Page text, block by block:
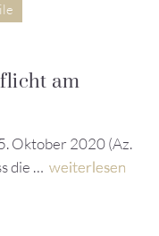
am
Oktober 2020 (Az.
die … weiterlesen